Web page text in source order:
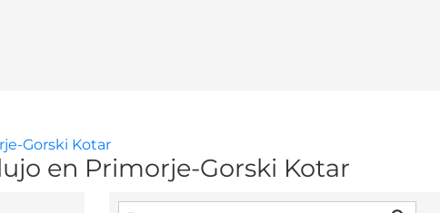
Gorski Kotar
en Primorje-Gorski Kotar